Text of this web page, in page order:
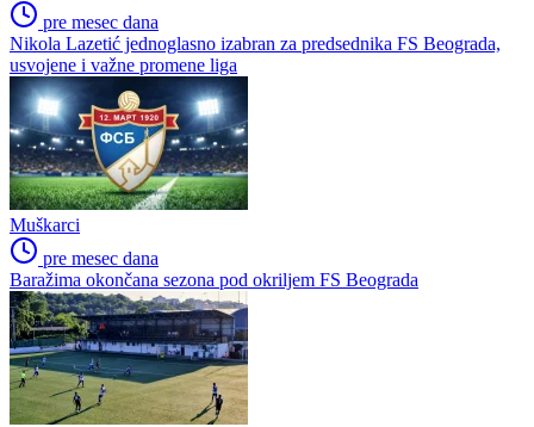
pre mesec dana
Nikola Lazetić jednoglasno izabran za predsednika FS Beograda,
usvojene i važne promene liga
Muškarci
pre mesec dana
Baražima okončana sezona pod okriljem FS Beograda